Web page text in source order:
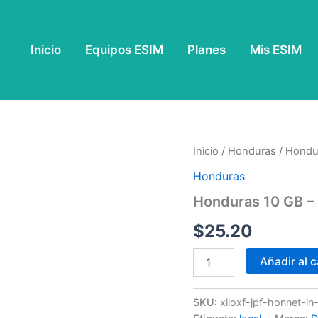
Inicio Equipos ESIM Planes Mis ESIM
Inicio / Honduras /
Honduras
Honduras 10 GB
$25.20
Honduras
GB
30
cantidad
Añadir al
SKU: xiloxf-jpf-honnet-